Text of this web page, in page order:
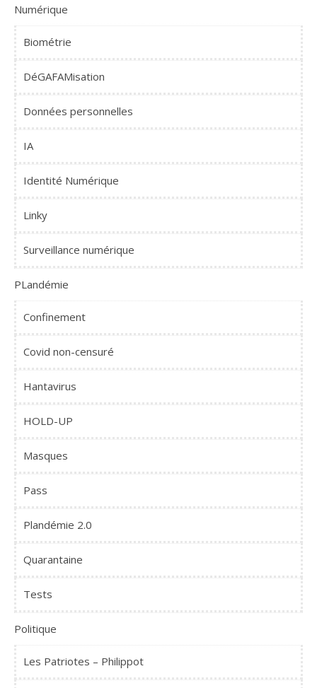
Numérique
Biométrie
DéGAFAMisation
Données personnelles
IA
Identité Numérique
Linky
Surveillance numérique
PLandémie
Confinement
Covid non-censuré
Hantavirus
HOLD-UP
Masques
Pass
Plandémie 2.0
Quarantaine
Tests
Politique
Les Patriotes – Philippot